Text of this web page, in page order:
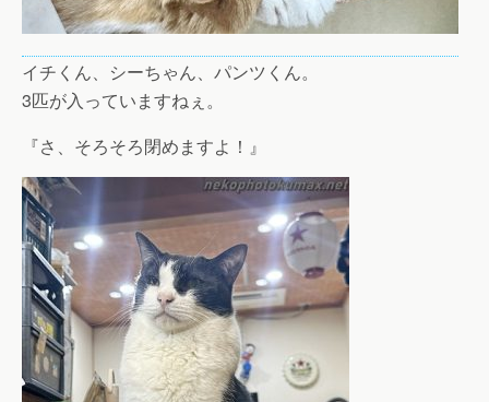
イチくん、シーちゃん、パンツくん。
3匹が入っていますねぇ。
『さ、そろそろ閉めますよ！』